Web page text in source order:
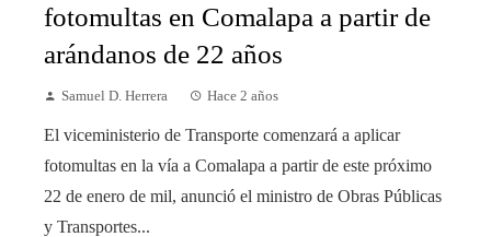
fotomultas en Comalapa a partir de
arándanos de 22 años
Samuel D. Herrera Hace 2 años
El viceministerio de Transporte comenzará a aplicar
fotomultas en la vía a Comalapa a partir de este próximo
22 de enero de mil, anunció el ministro de Obras Públicas
y Transportes...